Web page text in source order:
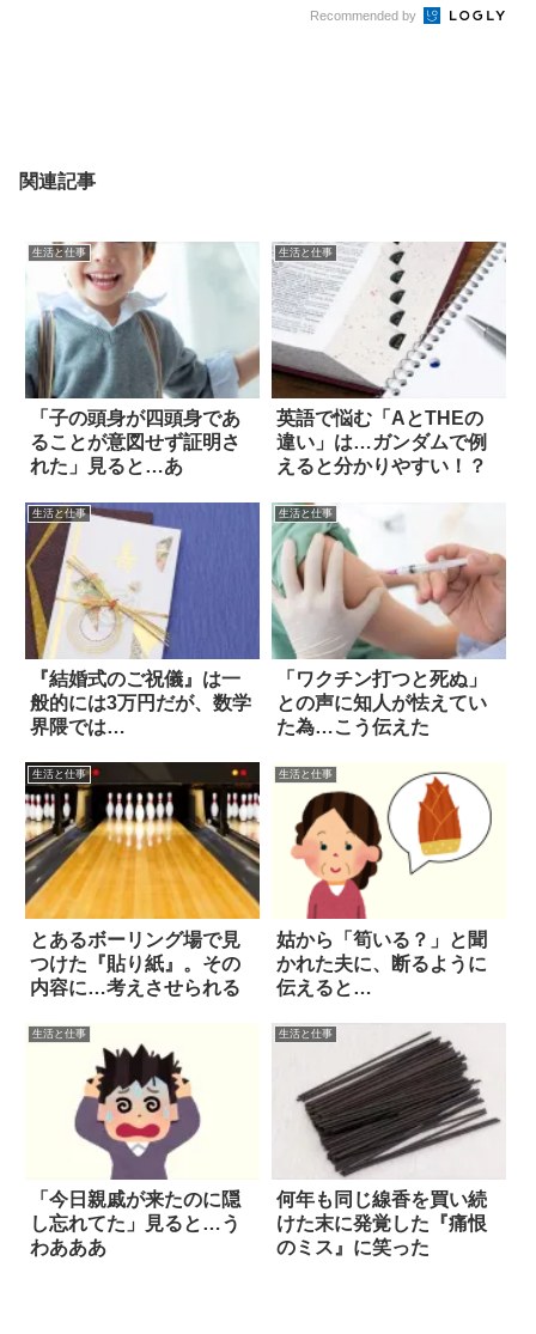
Recommended by
関連記事
生活と仕事
「子の頭身が四頭身であ
ることが意図せず証明さ
れた」見ると…あ
生活と仕事
英語で悩む「AとTHEの
違い」は…ガンダムで例
えると分かりやすい！？
生活と仕事
『結婚式のご祝儀』は一
般的には3万円だが、数学
界隈では…
生活と仕事
「ワクチン打つと死ぬ」
との声に知人が怯えてい
た為…こう伝えた
生活と仕事
とあるボーリング場で見
つけた『貼り紙』。その
内容に…考えさせられる
生活と仕事
姑から「筍いる？」と聞
かれた夫に、断るように
伝えると…
生活と仕事
「今日親戚が来たのに隠
し忘れてた」見ると…う
わあああ
生活と仕事
何年も同じ線香を買い続
けた末に発覚した『痛恨
のミス』に笑った